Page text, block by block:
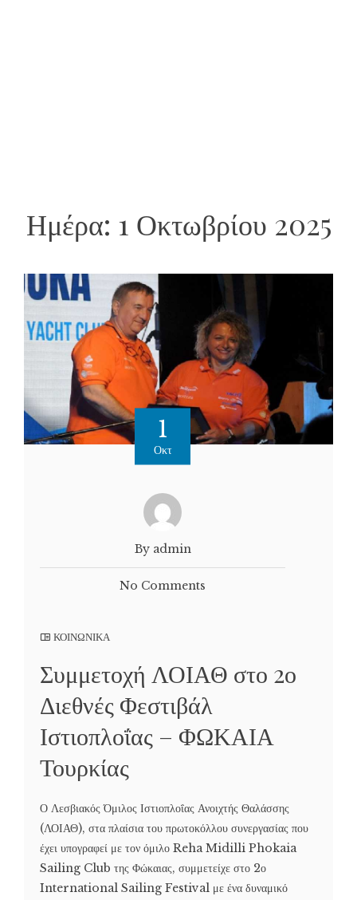
Ημέρα: 1 Οκτωβρίου 2025
1
Οκτ
By admin
No Comments
ΚΟΙΝΩΝΙΚΑ
Συμμετοχή ΛΟΙΑΘ στο 2ο
Διεθνές Φεστιβάλ
Ιστιοπλοΐας – ΦΩΚΑΙΑ
Τουρκίας
Ο Λεσβιακός Όμιλος Ιστιοπλοΐας Ανοιχτής Θαλάσσης
(ΛΟΙΑΘ), στα πλαίσια του πρωτοκόλλου συνεργασίας που
έχει υπογραφεί με τον όμιλο Reha Midilli Phokaia
Sailing Club της Φώκαιας, συμμετείχε στο 2ο
International Sailing Festival με ένα δυναμικό